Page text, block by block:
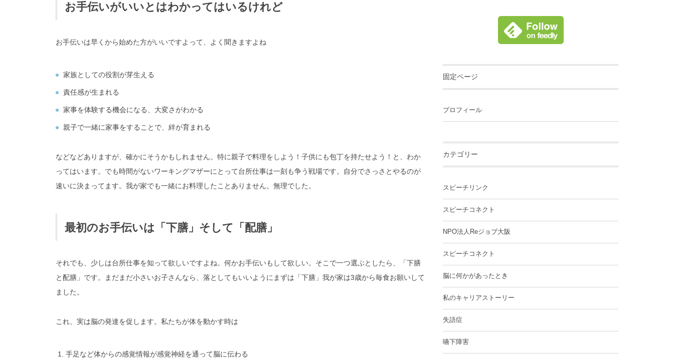
お手伝いがいいとはわかってはいるけれど
お手伝いは早くから始めた方がいいですよって、よく聞きますよね
家族としての役割が芽生える
責任感が生まれる
家事を体験する機会になる、大変さがわかる
親子で一緒に家事をすることで、絆が育まれる
などなどありますが、確かにそうかもしれません。特に親子で料理をしよう！子供にも包丁を持たせよう！と、わか
ってはいます。でも時間がないワーキングマザーにとって台所仕事は一刻も争う戦場です。自分でさっさとやるのが
速いに決まってます。我が家でも一緒にお料理したことありません。無理でした。
最初のお手伝いは「下膳」そして「配膳」
それでも、少しは台所仕事を知って欲しいですよね。何かお手伝いもして欲しい。そこで一つ選ぶとしたら、「下膳
と配膳」です。まだまだ小さいお子さんなら、落としてもいいようにまずは「下膳」我が家は3歳から毎食お願いして
ました。
これ、実は脳の発達を促します。私たちが体を動かす時は
手足など体からの感覚情報が感覚神経を通って脳に伝わる
固定ページ
プロフィール
カテゴリー
スピーチリンク
スピーチコネクト
NPO法人Reジョブ大阪
スピーチコネクト
脳に何かがあったとき
私のキャリアストーリー
失語症
嚥下障害